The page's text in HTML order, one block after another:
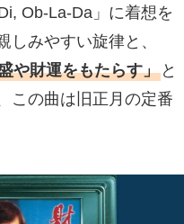
Ob-La-Da」に着想を
しみやすい旋律と、
や財運をもたらす」 と
この曲は旧正月の定番